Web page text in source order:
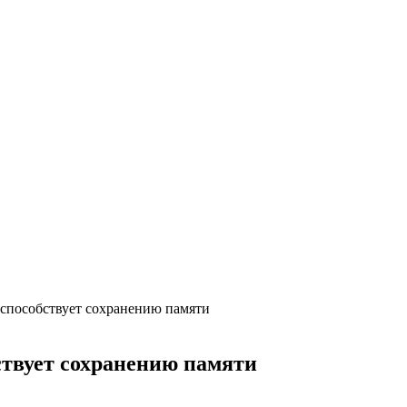
сохранению памяти
сохранению памяти